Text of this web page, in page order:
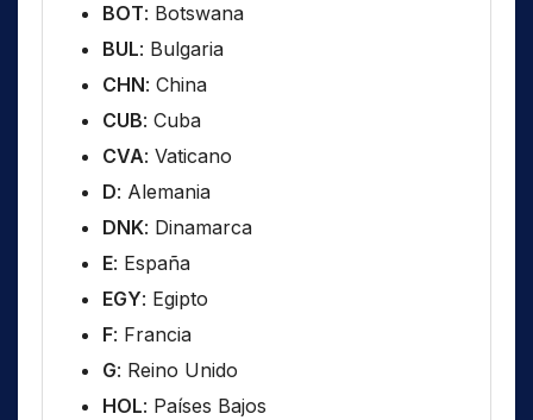
BOT: Botswana
BUL: Bulgaria
CHN: China
CUB: Cuba
CVA: Vaticano
D: Alemania
DNK: Dinamarca
E: España
EGY: Egipto
F: Francia
G: Reino Unido
HOL: Países Bajos